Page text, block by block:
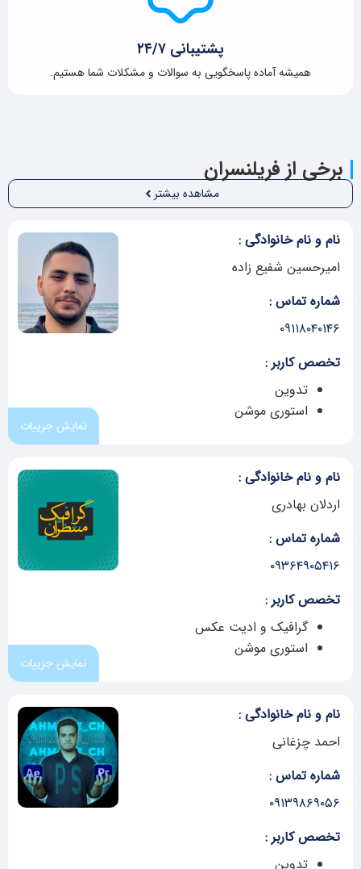
پشتیبانی ۲۴/۷
همیشه آماده پاسخگویی به سوالات و مشکلات شما هستیم.
برخی از فریلنسران
مشاهده بیشتر
نام و نام خانوادگی :
امیرحسین شفیع زاده
شماره تماس :
۰۹۱۱۸۰۴۰۱۴۶
تخصص کاربر :
تدوین
استوری موشن
نمایش جزییات
نام و نام خانوادگی :
اردلان بهادری
شماره تماس :
۰۹۳۶۴۹۰۵۴۱۶
تخصص کاربر :
گرافیک و ادیت عکس
استوری موشن
نمایش جزییات
نام و نام خانوادگی :
احمد چزغانی
شماره تماس :
۰۹۱۳۹۸۶۹۰۵۶
تخصص کاربر :
تدوین